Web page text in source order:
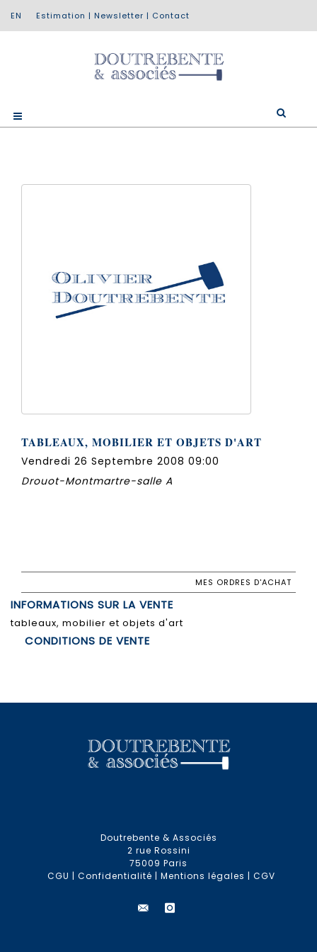
Estimation | Newsletter | Contact
TABLEAUX, MOBILIER ET OBJETS D'ART
Vendredi 26 Septembre 2008 09:00
Drouot-Montmartre-salle A
MES ORDRES D'ACHAT
INFORMATIONS SUR LA VENTE
tableaux, mobilier et objets d'art
CONDITIONS DE VENTE
Doutrebente & Associés
2 rue Rossini
75009 Paris
CGU | Confidentialité | Mentions légales | CGV